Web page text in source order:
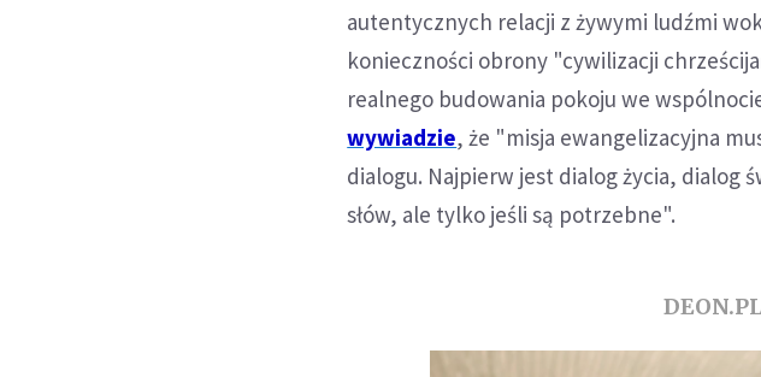
autentycznych relacji z żywymi ludźmi
konieczności obrony "cywilizacji
realnego budowania pokoju we
wywiadzie, że "misja ewangelizacyjna
dialogu. Najpierw jest dialog życia, dialog
słów, ale tylko jeśli są potrzebne".